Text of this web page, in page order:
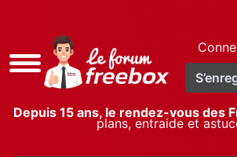
Accès
rapide
Depuis 15 ans, le rendez-vous des
plans, entraide et